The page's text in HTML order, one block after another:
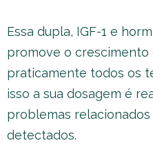
Essa dupla, IGF-1 e
promove o
praticamente todos os
isso a sua dosagem é
problemas
detectados.